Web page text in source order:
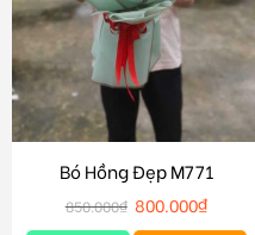
Bó Hồng Đẹp M771
850.000₫ 800.000₫